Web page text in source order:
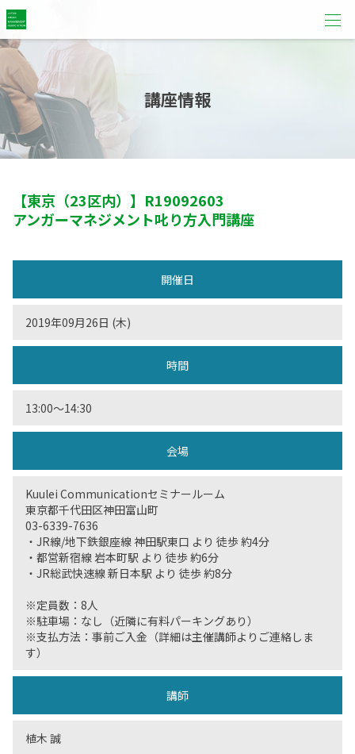
講座情報
【東京（23区内）】 R19092603
アンガーマネジメント叱り方入門講座
開催日
2019年09月26日 (木)
時間
13:00〜14:30
会場
Kuulei Communicationセミナールーム
東京都千代田区神田富山町
03-6339-7636
・JR線/地下鉄銀座線 神田駅東口 より 徒歩 約4分
・都営新宿線 岩本町駅 より 徒歩 約6分
・JR総武快速線 新日本駅 より 徒歩 約8分
※定員数：8人
※駐車場：なし（近隣に有料パーキングあり）
※支払方法：事前ご入金（詳細は主催講師よりご連絡しま
す）
講師
植木 誠